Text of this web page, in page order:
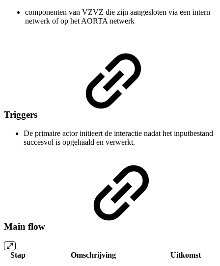
componenten van VZVZ die zijn aangesloten via een intern
netwerk of op het AORTA netwerk
Triggers
De primaire actor initieert de interactie nadat het inputbestand
succesvol is opgehaald en verwerkt.
Main flow
Stap Omschrijving Uitkomst